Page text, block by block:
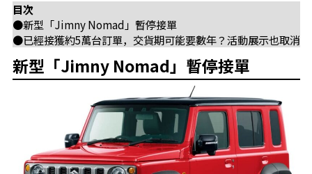
目次
●新型「Jimny Nomad」暫停接單
●已經接獲約5萬台訂單，交貨期可能要數年？活動展示也取消
新型「Jimny Nomad」暫停接單